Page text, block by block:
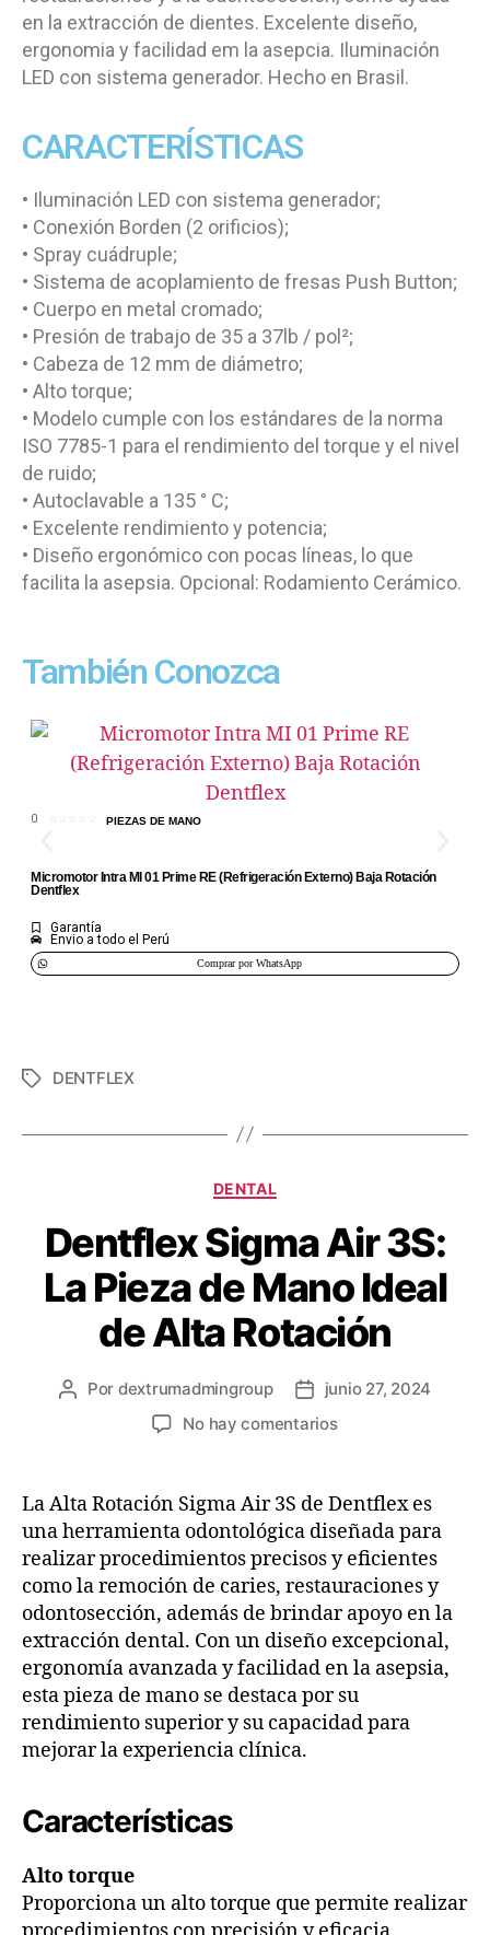
en la extracción de dientes. Excelente diseño,
ergonomia y facilidad em la asepcia. Iluminación
LED con sistema generador. Hecho en Brasil.
CARACTERÍSTICAS
• Iluminación LED con sistema generador;
• Conexión Borden (2 orificios);
• Spray cuádruple;
• Sistema de acoplamiento de fresas Push Button;
• Cuerpo en metal cromado;
• Presión de trabajo de 35 a 37lb / pol²;
• Cabeza de 12 mm de diámetro;
• Alto torque;
• Modelo cumple con los estándares de la norma
ISO 7785-1 para el rendimiento del torque y el nivel
de ruido;
• Autoclavable a 135 ° C;
• Excelente rendimiento y potencia;
• Diseño ergonómico con pocas líneas, lo que
facilita la asepsia. Opcional: Rodamiento Cerámico.
También Conozca
0 PIEZAS DE MANO
Micromotor Intra MI 01 Prime RE (Refrigeración Externo) Baja Rotación
Dentflex
Garantía
Envio a todo el Perú
Comprar por WhatsApp
DENTFLEX
DENTAL
Dentflex Sigma Air 3S:
La Pieza de Mano Ideal
de Alta Rotación
Por dextrumadmingroup
junio 27, 2024
No hay comentarios
La Alta Rotación Sigma Air 3S de Dentflex es
una herramienta odontológica diseñada para
realizar procedimientos precisos y eficientes
como la remoción de caries, restauraciones y
odontosección, además de brindar apoyo en la
extracción dental. Con un diseño excepcional,
ergonomía avanzada y facilidad en la asepsia,
esta pieza de mano se destaca por su
rendimiento superior y su capacidad para
mejorar la experiencia clínica.
Características
Alto torque
Proporciona un alto torque que permite realizar